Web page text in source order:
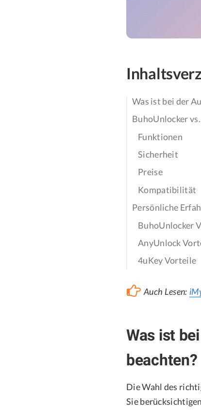
Was ist bei der
BuhoUnlocker
Funktionen
Sicherheit
Preise
Kompatibilität
Persönliche
BuhoUnlocker
AnyUnlock
4uKey Vorteile
Auch Lesen:
Was ist
beachten?
Die Wahl des
Sie